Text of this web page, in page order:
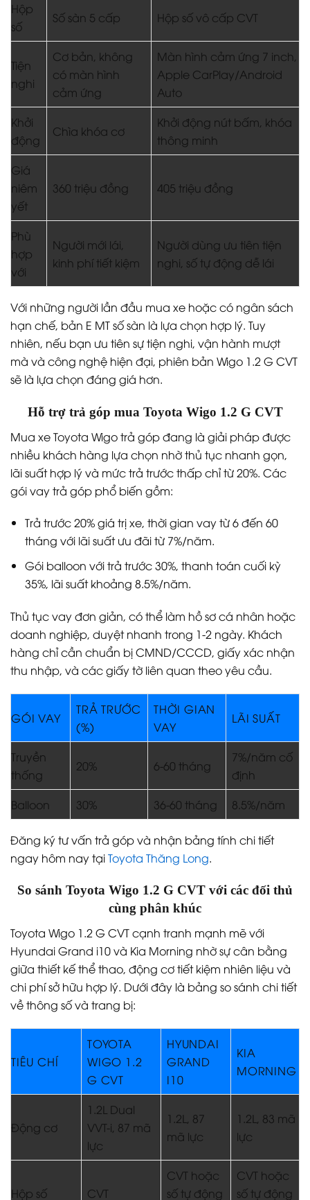
Hộp
số
Số sàn 5 cấp Hộp số vô cấp CVT
Tiện
nghi
Cơ bản, không
có màn hình
cảm ứng
Màn hình cảm ứng 7 inch,
Apple CarPlay/Android
Auto
Khởi
động
Chìa khóa cơ
Khởi động nút bấm, khóa
thông minh
Giá
niêm
yết
360 triệu đồng 405 triệu đồng
Phù
hợp
với
Người mới lái,
kinh phí tiết kiệm
Người dùng ưu tiên tiện
nghi, số tự động dễ lái
Với những người lần đầu mua xe hoặc có ngân sách
hạn chế, bản E MT số sàn là lựa chọn hợp lý. Tuy
nhiên, nếu bạn ưu tiên sự tiện nghi, vận hành mượt
mà và công nghệ hiện đại, phiên bản Wigo 1.2 G CVT
sẽ là lựa chọn đáng giá hơn.
Hỗ trợ trả góp mua Toyota Wigo 1.2 G CVT
Mua xe Toyota Wigo trả góp đang là giải pháp được
nhiều khách hàng lựa chọn nhờ thủ tục nhanh gọn,
lãi suất hợp lý và mức trả trước thấp chỉ từ 20%. Các
gói vay trả góp phổ biến gồm:
Trả trước 20% giá trị xe, thời gian vay từ 6 đến 60
tháng với lãi suất ưu đãi từ 7%/năm.
Gói balloon với trả trước 30%, thanh toán cuối kỳ
35%, lãi suất khoảng 8.5%/năm.
Thủ tục vay đơn giản, có thể làm hồ sơ cá nhân hoặc
doanh nghiệp, duyệt nhanh trong 1-2 ngày. Khách
hàng chỉ cần chuẩn bị CMND/CCCD, giấy xác nhận
thu nhập, và các giấy tờ liên quan theo yêu cầu.
GÓI VAY
TRẢ TRƯỚC
(%)
THỜI GIAN
VAY
LÃI SUẤT
Truyền
thống
20% 6-60 tháng
7%/năm cố
định
Balloon
30% 36-60 tháng 8.5%/năm
Đăng ký tư vấn trả góp và nhận bảng tính chi tiết
ngay hôm nay tạiToyota Thăng Long.
So sánh Toyota Wigo 1.2 G CVT với các đối thủ
cùng phân khúc
Toyota Wigo 1.2 G CVT cạnh tranh mạnh mẽ với
Hyundai Grand i10 và Kia Morning nhờ sự cân bằng
giữa thiết kế thể thao, động cơ tiết kiệm nhiên liệu và
chi phí sở hữu hợp lý. Dưới đây là bảng so sánh chi tiết
về thông số và trang bị:
TIÊU CHÍ
TOYOTA
WIGO 1.2
G CVT
HYUNDAI
GRAND
I10
KIA
MORNING
Động cơ
1.2L Dual
VVT-i, 87 mã
lực
1.2L, 87
mã lực
1.2L, 83 mã
lực
Hộp số CVT
CVT hoặc
số tự động
CVT hoặc
số tự động